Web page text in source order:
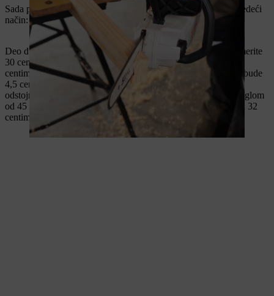
Sada pričvrstite postolje zavrtnjima od 4 x 50 milimetara na sledeći
način:
Deo dužine 65 centimetara formira donju stranu postolja. Odmerite
30 centimetara sa oba kraja i zavrnite komad drveta dužine 32
centimetra pod pravim uglom. Međusobno rastojanje treba da bude
4,5 centimetara. Pravougaoni komad drveta je najpogodniji
odstojnik. Zatim postavi delove dužine 37,9 centimetara pod uglom
od 45 stepeni: Pričvrsti ih na kraju komada od 65 centimetara i 32
centimetra tako da se formiraju dva trougla po postolju.